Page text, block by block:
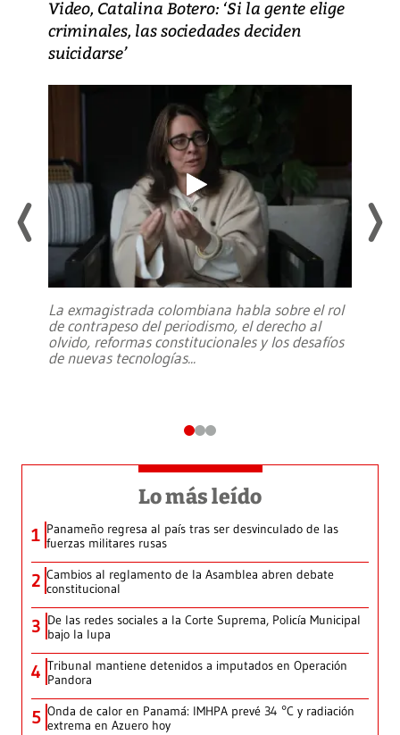
Video, Catalina Botero: ‘Si la gente elige
criminales, las sociedades deciden
suicidarse’
La exmagistrada colombiana habla sobre el rol
de contrapeso del periodismo, el derecho al
olvido, reformas constitucionales y los desafíos
de nuevas tecnologías...
Lo más leído
1 Panameño regresa al país tras ser desvinculado de las
fuerzas militares rusas
2 Cambios al reglamento de la Asamblea abren debate
constitucional
3 De las redes sociales a la Corte Suprema, Policía Municipal
bajo la lupa
4 Tribunal mantiene detenidos a imputados en Operación
Pandora
5 Onda de calor en Panamá: IMHPA prevé 34 °C y radiación
extrema en Azuero hoy